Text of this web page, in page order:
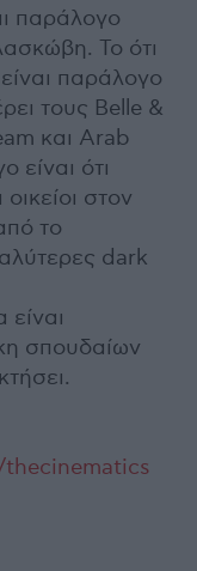
παράλογο
Το ότι
παράλογο
τους Belle &
και Arab
ότι
στον
το
dark
σπουδαίων